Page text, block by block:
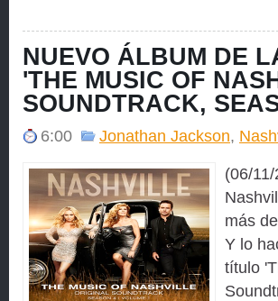
NUEVO ÁLBUM DE
'THE MUSIC OF
SOUNDTRACK,
6:00 Jonathan Jackson,
(06/
más
Y lo
título